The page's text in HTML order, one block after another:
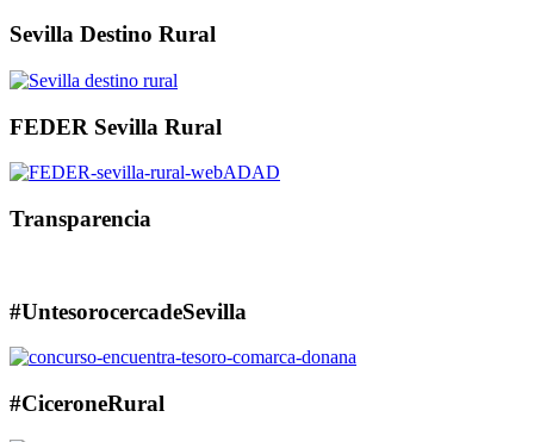
Sevilla Destino Rural
FEDER Sevilla Rural
Transparencia
#UntesorocercadeSevilla
#CiceroneRural